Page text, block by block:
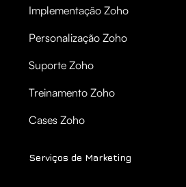
Implementação Zoho
Personalização Zoho
Suporte Zoho
Treinamento Zoho
Cases Zoho
Serviços de Marketing